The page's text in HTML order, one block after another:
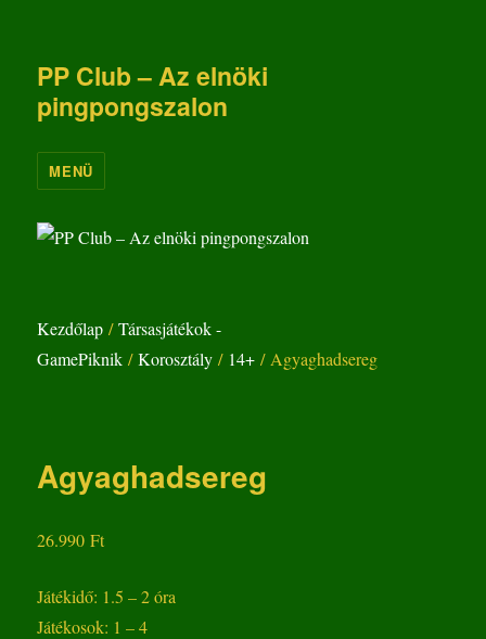
PP Club – Az elnöki
pingpongszalon
MENÜ
Kezdőlap /Társasjátékok -
GamePiknik /Korosztály / 14+ / Agyaghadsereg
Agyaghadsereg
26.990Ft
Játékidő: 1.5 – 2 óra
Játékosok: 1 – 4